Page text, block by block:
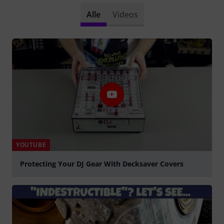
Alle Videos
YOUTUBE
Protecting Your DJ Gear With Decksaver Covers